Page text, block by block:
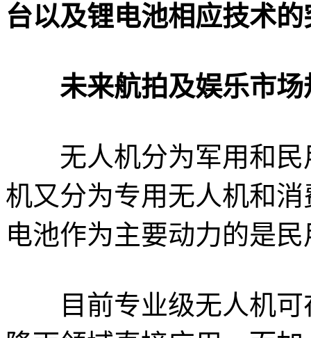
台以及锂电池相应技术
未来航拍及娱乐市
无人机分为军用和民
机又分为专用无人机和
电池作为主要动力的是
目前专业级无人机可